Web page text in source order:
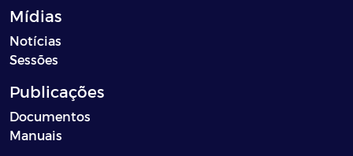
Mídias
Notícias
Sessões
Publicações
Documentos
Manuais